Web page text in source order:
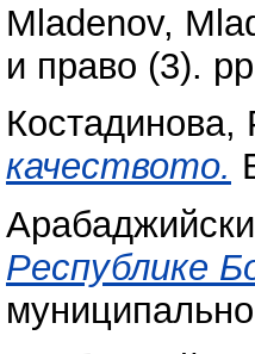
Mladenov,
и право (3).
Костадинова,
качеството.
Республике